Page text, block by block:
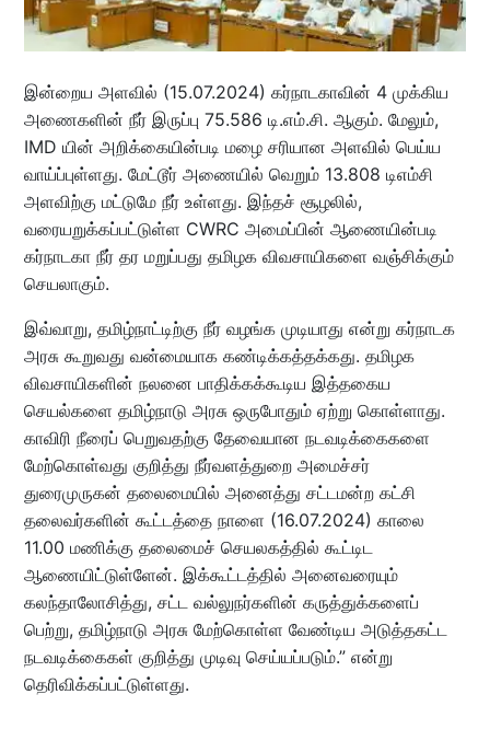
இன்றைய அளவில் (15.07.2024) கர்நாடகாவின் 4 முக்கிய
அணைகளின் நீர் இருப்பு 75.586 டி.எம்.சி. ஆகும். மேலும்,
IMD யின் அறிக்கையின்படி மழை சரியான அளவில் பெய்ய
வாய்ப்புள்ளது. மேட்டூர் அணையில் வெறும் 13.808 டிஎம்சி
அளவிற்கு மட்டுமே நீர் உள்ளது. இந்தச் சூழலில்,
வரையறுக்கப்பட்டுள்ள CWRC அமைப்பின் ஆணையின்படி
கர்நாடகா நீர் தர மறுப்பது தமிழக விவசாயிகளை வஞ்சிக்கும்
செயலாகும்.
இவ்வாறு, தமிழ்நாட்டிற்கு நீர் வழங்க முடியாது என்று கர்நாடக
அரசு கூறுவது வன்மையாக கண்டிக்கத்தக்கது. தமிழக
விவசாயிகளின் நலனை பாதிக்கக்கூடிய இத்தகைய
செயல்களை தமிழ்நாடு அரசு ஒருபோதும் ஏற்று கொள்ளாது.
காவிரி நீரைப் பெறுவதற்கு தேவையான நடவடிக்கைகளை
மேற்கொள்வது குறித்து நீர்வளத்துறை அமைச்சர்
துரைமுருகன் தலைமையில் அனைத்து சட்டமன்ற கட்சி
தலைவர்களின் கூட்டத்தை நாளை (16.07.2024) காலை
11.00 மணிக்கு தலைமைச் செயலகத்தில் கூட்டிட
ஆணையிட்டுள்ளேன். இக்கூட்டத்தில் அனைவரையும்
கலந்தாலோசித்து, சட்ட வல்லுநர்களின் கருத்துக்களைப்
பெற்று, தமிழ்நாடு அரசு மேற்கொள்ள வேண்டிய அடுத்தகட்ட
நடவடிக்கைகள் குறித்து முடிவு செய்யப்படும்.” என்று
தெரிவிக்கப்பட்டுள்ளது.